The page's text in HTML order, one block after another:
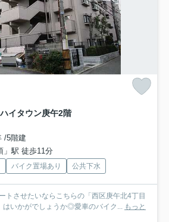
イタウン庚午2階
/5階建
」駅 徒歩11分
バイク置場あり 公共下水
トさせたいならこちらの「西区庚午北4丁目
はいかがでしょうか◎愛車のバイク... もっと